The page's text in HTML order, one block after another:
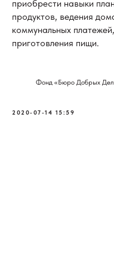
приобрести навыки
продуктов, ведения
коммунальных
приготовления пищи.
Фонд «Бюро Добрых
2020-07-14 15:59